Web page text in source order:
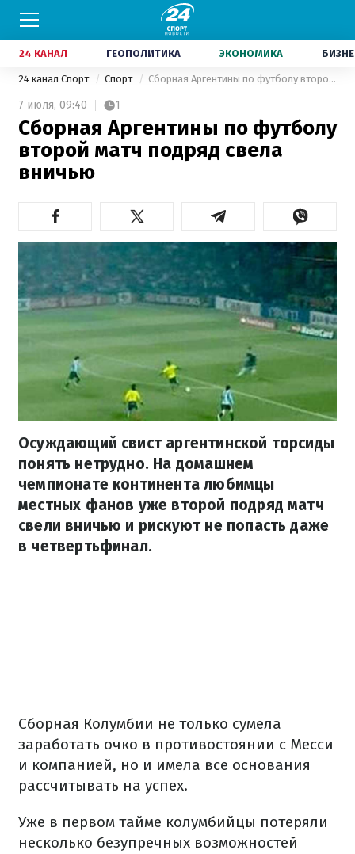
24 КАНАЛ ГЕОПОЛИТИКА ЭКОНОМИКА
24 канал Спорт Спорт Сборная Аргентины по футболу второй матч подряд свела вничью
7 июля, 09:40 1
Сборная Аргентины по футболу
второй матч подряд свела
вничью
Осуждающий свист аргентинской торсиды
понять нетрудно. На домашнем
чемпионате континента любимцы
местных фанов уже второй подряд матч
свели вничью и рискуют не попасть даже
в четвертьфинал.
Сборная Колумбии не только сумела
заработать очко в противостоянии с Месси
и компанией, но и имела все основания
рассчитывать на успех.
Уже в первом тайме колумбийцы потеряли
несколько безупречных возможностей